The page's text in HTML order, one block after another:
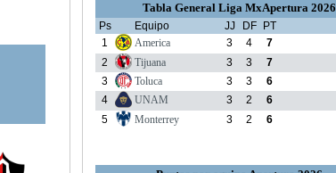
Tabla General Liga MxApertura 2026
Ps Equipo JJ DF PT
1
America 3 4
7
2
Tijuana 3 3
7
3
Toluca 3 3
6
4
UNAM 3 2
6
5
Monterrey 3 2 6